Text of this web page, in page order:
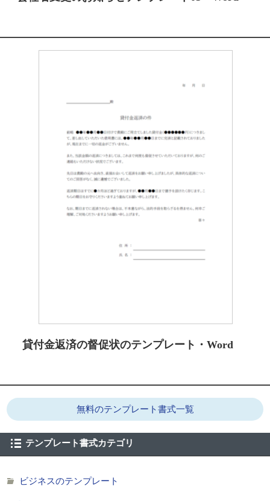
貸付金返済の督促状のテンプレート・Word
無料のテンプレート書式一覧
テンプレート書式カテゴリ
ビジネスのテンプレート